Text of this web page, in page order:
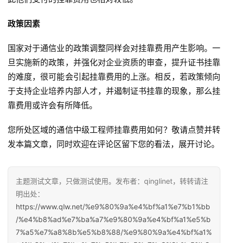
政策因素
国家对于通信业的政策调整同样会对挂靠费用产生影响。一
旦实施新的政策，并强化对企业资质的审查，提升证书挂靠
的难度，很可能会引起挂靠费用的上涨。相反，若政策倾向
于支持企业培养内部人才，并遏制证书挂靠的现象，那么挂
靠费用或许会有所降低。
您所处区域的通信中级工程师挂靠费用如何？敬请点赞并转
发本篇文章，同时欢迎在评论区留下您的看法，展开讨论。
主题测试文章，只做测试使用。发布者：qinglinet，转转请注
明出处：
https://www.qlw.net/%e9%80%9a%e4%bf%a1%e7%b1%bb
/%e4%b8%ad%e7%ba%a7%e9%80%9a%e4%bf%a1%e5%b
7%a5%e7%a8%8b%e5%b8%88/%e9%80%9a%e4%bf%a1%